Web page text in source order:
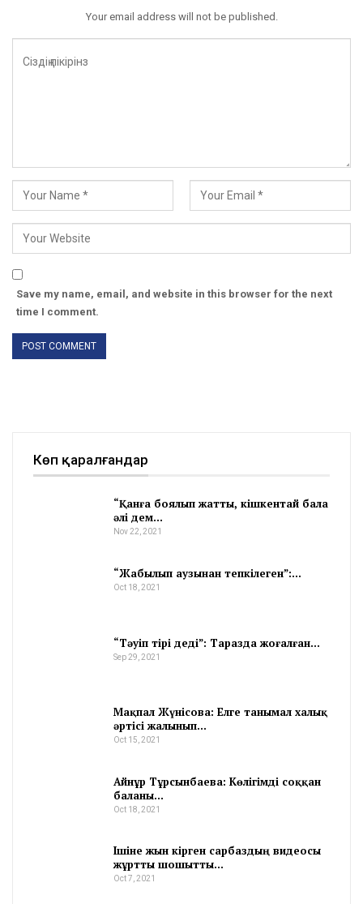
Your email address will not be published.
Save my name, email, and website in this browser for the next
time I comment.
Көп қаралғандар
“Қанға боялып жатты, кішкентай бала
әлі дем…
Nov 22, 2021
“Жабылып аузынан тепкілеген”:…
Oct 18, 2021
“Тәуіп тірі деді”: Таразда жоғалған…
Sep 29, 2021
Мақпал Жүнісова: Елге танымал халық
әртісі жалынып…
Oct 15, 2021
Айнұр Тұрсынбаева: Көлігімді соққан
баланы…
Oct 18, 2021
Ішіне жын кірген сарбаздың видеосы
жұртты шошытты…
Oct 7, 2021